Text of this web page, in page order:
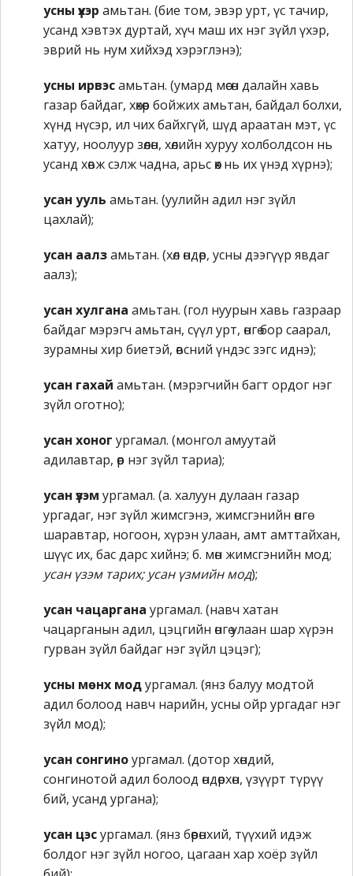
усны үхэр амьтан. (бие том, эвэр урт, үс тачир,
усанд хэвтэх дуртай, хүч маш их нэг зүйл үхэр,
эврий нь нум хийхэд хэрэглэнэ);
усны ирвэсамьтан. (умард мөсөн далайн хавь
газар байдаг, хөхөөр бойжих амьтан, байдал болхи,
хүнд нүсэр, ил чих байхгүй, шүд араатан мэт, үс
хатуу, ноолуур зөөлөн, хөлийн хуруу холболдсон нь
усанд хөвж сэлж чадна, арьс өөх нь их үнэд хүрнэ);
усан ууль амьтан. (уулийн адил нэг зүйл
цахлай);
усан аалзамьтан. (хөл өндөр, усны дээгүүр явдаг
аалз);
усан хулгана амьтан. (гол нуурын хавь газраар
байдаг мэрэгч амьтан, сүүл урт, өнгө бор саарал,
зурамны хир биетэй, өвсний үндэс зэгс иднэ);
усан гахай амьтан. (мэрэгчийн багт ордог нэг
зүйл оготно);
усан хоног ургамал. (монгол амуутай
адилавтар, өөр нэг зүйл тариа);
усан үзэм ургамал. (а. халуун дулаан газар
ургадаг, нэг зүйл жимсгэнэ, жимсгэнийн өнгө
шаравтар, ногоон, хүрэн улаан, амт амттайхан,
шүүс их, бас дарс хийнэ; б. мөн жимсгэнийн мод;
усан үзэм тарих; усан үзмийн мод);
усан чацаргана ургамал. (навч хатан
чацарганын адил, цэцгийн өнгө улаан шар хүрэн
гурван зүйл байдаг нэг зүйл цэцэг);
усны мөнх модургамал. (янз балуу модтой
адил болоод навч нарийн, усны ойр ургадаг нэг
зүйл мод);
усан сонгиноургамал. (дотор хөндий,
сонгинотой адил болоод өндөрхөн, үзүүрт түрүү
бий, усанд ургана);
усан цэсургамал. (янз бөөрөнхий, түүхий идэж
болдог нэг зүйл ногоо, цагаан хар хоёр зүйл